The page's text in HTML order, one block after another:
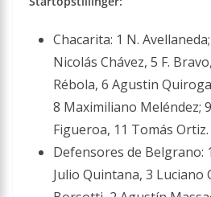
Chacarita: 1 N.
Nicolás Chávez, 5 F.
Rébola, 6 Agustin
8 Maximiliano Meléndez;
Figueroa, 11 Tomás Ortiz.
Defensores de Belgrano:
Julio Quintana, 3 Luciano